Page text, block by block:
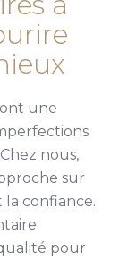
une
nous,
sur
la confiance.
pour